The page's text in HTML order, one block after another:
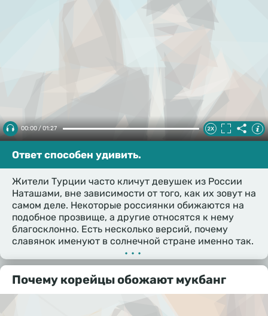
00:00 / 01:27
Ответ способен удивить.
Жители Турции часто кличут девушек из России
Наташами, вне зависимости от того, как их зовут на
самом деле. Некоторые россиянки обижаются на
подобное прозвище, а другие относятся к нему
благосклонно. Есть несколько версий, почему
славянок именуют в солнечной стране именно так.
•••
Почему корейцы обожают мукбанг